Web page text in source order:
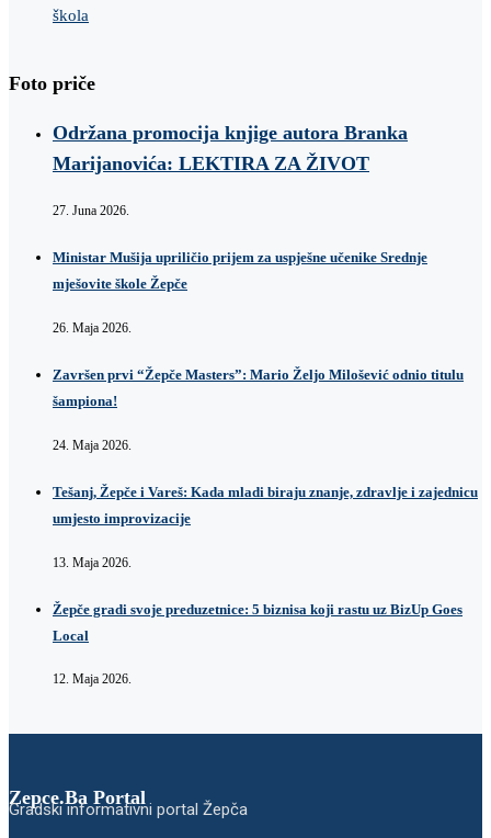
škola
Foto priče
Održana promocija knjige autora Branka
Marijanovića: LEKTIRA ZA ŽIVOT
27. Juna 2026.
Ministar Mušija upriličio prijem za uspješne učenike Srednje
mješovite škole Žepče
26. Maja 2026.
Završen prvi “Žepče Masters”: Mario Željo Milošević odnio titulu
šampiona!
24. Maja 2026.
Tešanj, Žepče i Vareš: Kada mladi biraju znanje, zdravlje i zajednicu
umjesto improvizacije
13. Maja 2026.
Žepče gradi svoje preduzetnice: 5 biznisa koji rastu uz BizUp Goes
Local
12. Maja 2026.
Zepce.Ba Portal
Gradski informativni portal Žepča